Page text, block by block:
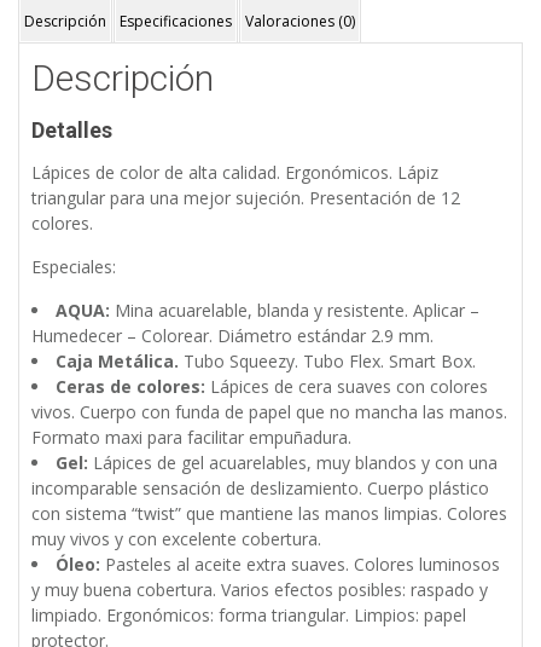
Descripción Especificaciones Valoraciones (0)
Descripción
Detalles
Lápices de color de alta calidad. Ergonómicos. Lápiz
triangular para una mejor sujeción. Presentación de 12
colores.
Especiales:
AQUA: Mina acuarelable, blanda y resistente. Aplicar –
Humedecer – Colorear. Diámetro estándar 2.9 mm.
Caja Metálica. Tubo Squeezy. Tubo Flex. Smart Box.
Ceras de colores: Lápices de cera suaves con colores
vivos. Cuerpo con funda de papel que no mancha las manos.
Formato maxi para facilitar empuñadura.
Gel: Lápices de gel acuarelables, muy blandos y con una
incomparable sensación de deslizamiento. Cuerpo plástico
con sistema “twist” que mantiene las manos limpias. Colores
muy vivos y con excelente cobertura.
Óleo: Pasteles al aceite extra suaves. Colores luminosos
y muy buena cobertura. Varios efectos posibles: raspado y
limpiado. Ergonómicos: forma triangular. Limpios: papel
protector.